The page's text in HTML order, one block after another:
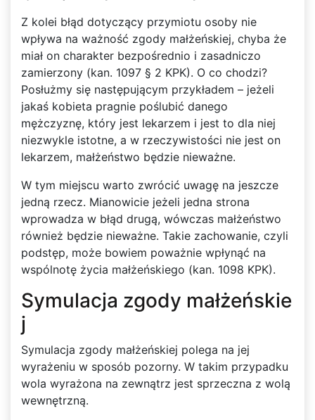
Z kolei błąd dotyczący przymiotu osoby nie
wpływa na ważność zgody małżeńskiej, chyba że
miał on charakter bezpośrednio i zasadniczo
zamierzony (kan. 1097 § 2 KPK). O co chodzi?
Posłużmy się następującym przykładem – jeżeli
jakaś kobieta pragnie poślubić danego
mężczyznę, który jest lekarzem i jest to dla niej
niezwykle istotne, a w rzeczywistości nie jest on
lekarzem, małżeństwo będzie nieważne.
W tym miejscu warto zwrócić uwagę na jeszcze
jedną rzecz. Mianowicie jeżeli jedna strona
wprowadza w błąd drugą, wówczas małżeństwo
również będzie nieważne. Takie zachowanie, czyli
podstęp, może bowiem poważnie wpłynąć na
wspólnotę życia małżeńskiego (kan. 1098 KPK).
Symulacja zgody małżeńskie
j
Symulacja zgody małżeńskiej polega na jej
wyrażeniu w sposób pozorny. W takim przypadku
wola wyrażona na zewnątrz jest sprzeczna z wolą
wewnętrzną.